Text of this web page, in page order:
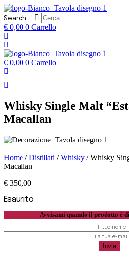
Search ...
€ 0,00 0 Carrello
€ 0,00 0 Carrello
Whisky Single Malt
Macallan
Home /Distillati /Whisky / Whisky
Macallan
€ 350,00
Esaurito
Avvisami quando il prodotto è